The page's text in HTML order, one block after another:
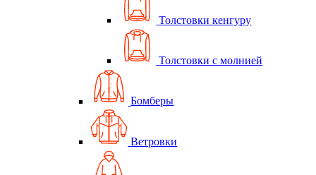
Толстовки кенгуру
Толстовки с молнией
Бомберы
Ветровки